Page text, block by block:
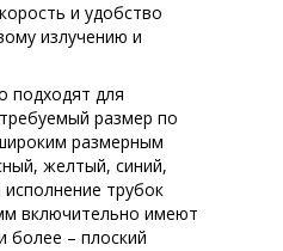
и удобство
излучению и
подходят для
размер по
размерным
желтый, синий,
трубок
включительно имеют
более – плоский